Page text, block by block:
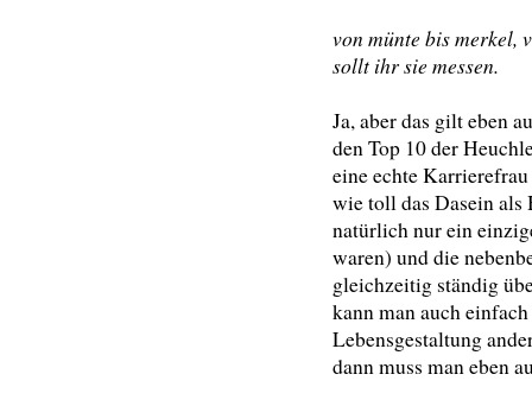
von münte bis merkel,
sollt ihr sie messen.
Ja, aber das gilt eben
den Top 10 der
eine echte
wie toll das Dasein als
natürlich nur ein
waren) und die
gleichzeitig ständig
kann man auch
Lebensgestaltung
dann muss man eben